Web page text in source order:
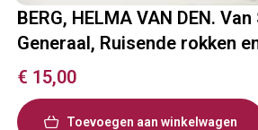
BERG, HELMA VAN DEN.
Generaal, Ruisende rokken
liefdes
€ 15,00
Toevoegen aan winkelwagen